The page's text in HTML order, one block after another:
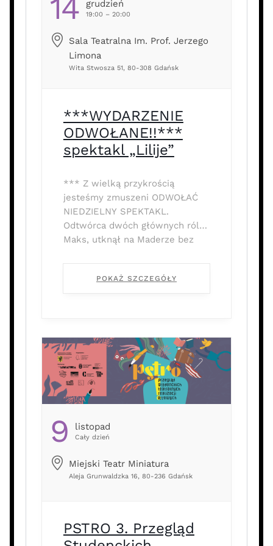
14 Grudzień
19:00 – 20:00
Sala Teatralna Im. Prof. Jerzego
Limona
Wita Stwosza 51, 80-308 Gdańsk
***WYDARZENIE
ODWOŁANE!!***
spektakl „Lilije”
*** Z wielką przykrością
jesteśmy zmuszeni ODWOŁAĆ
NIEDZIELNY SPEKTAKL.
Odtwórca dwóch głównych ról,
Maks, utknął na Maderze bez
loty. Niestety nie możemy
sytuację. Otrzymacie Państwo
zwrot za bilety w przeciągu
kilku dni. *** „Lilije” […] …
POKAŻ SZCZEGÓŁY
9 Listopad
Cały dzień
Miejski Teatr Miniatura
Aleja Grunwaldzka 16, 80-236 Gdańsk
PSTRO 3. Przegląd